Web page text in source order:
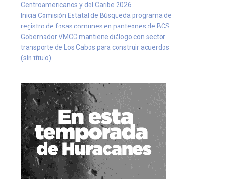
Centroamericanos y del Caribe 2026
Inicia Comisión Estatal de Búsqueda programa de
registro de fosas comunes en panteones de BCS
Gobernador VMCC mantiene diálogo con sector
transporte de Los Cabos para construir acuerdos
(sin título)